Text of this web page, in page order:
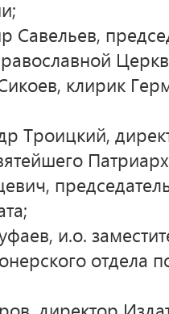
Савельев,
клирик
Троицкий,
и.о.
отдела